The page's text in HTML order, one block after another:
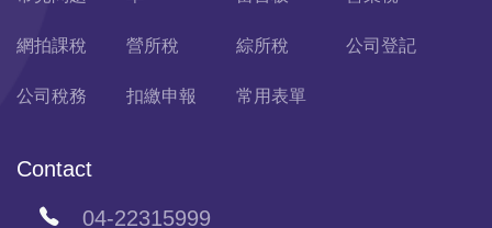
網拍課稅 營所稅 綜所稅 公司登記
公司稅務 扣繳申報 常用表單
Contact
04-22315999